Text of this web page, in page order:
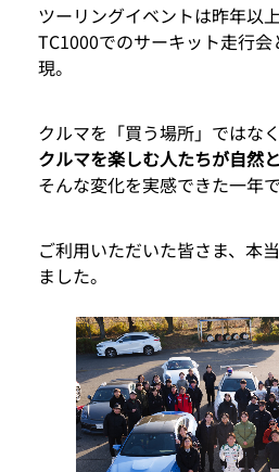
ツーリングイベントは昨年以
TC1000でのサーキット走行
現。
クルマを「買う場所」ではなく
クルマを楽しむ人たちが自然
そんな変化を実感できた一年で
ご利用いただいた皆さま、本
ました。